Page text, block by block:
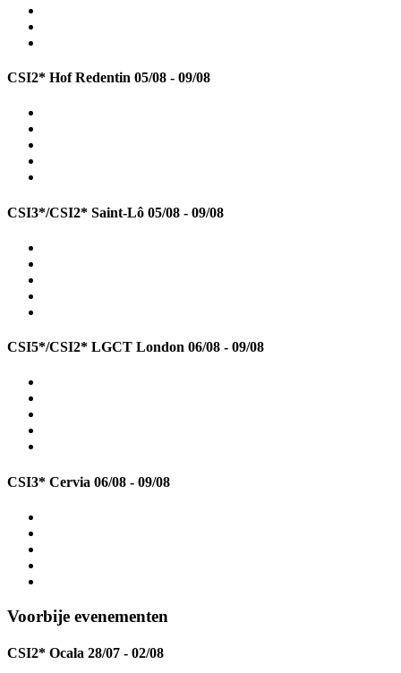
CSI2* Hof Redentin 05/08 - 09/08
CSI3*/CSI2* Saint-Lô 05/08 - 09/08
CSI5*/CSI2* LGCT London 06/08 - 09/08
CSI3* Cervia 06/08 - 09/08
Voorbije evenementen
CSI2* Ocala 28/07 - 02/08